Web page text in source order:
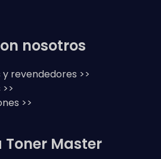
nosotros
revendedores >>
>>
Toner Master